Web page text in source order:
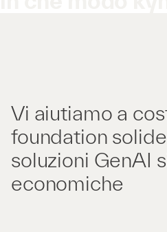
Vi aiutiamo a
foundation
soluzioni GenAI
economiche